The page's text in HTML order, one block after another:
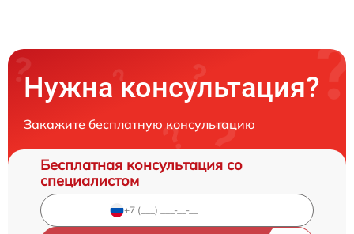
Нужна консультация?
Закажите бесплатную консультацию
Бесплатная консультация со
специалистом